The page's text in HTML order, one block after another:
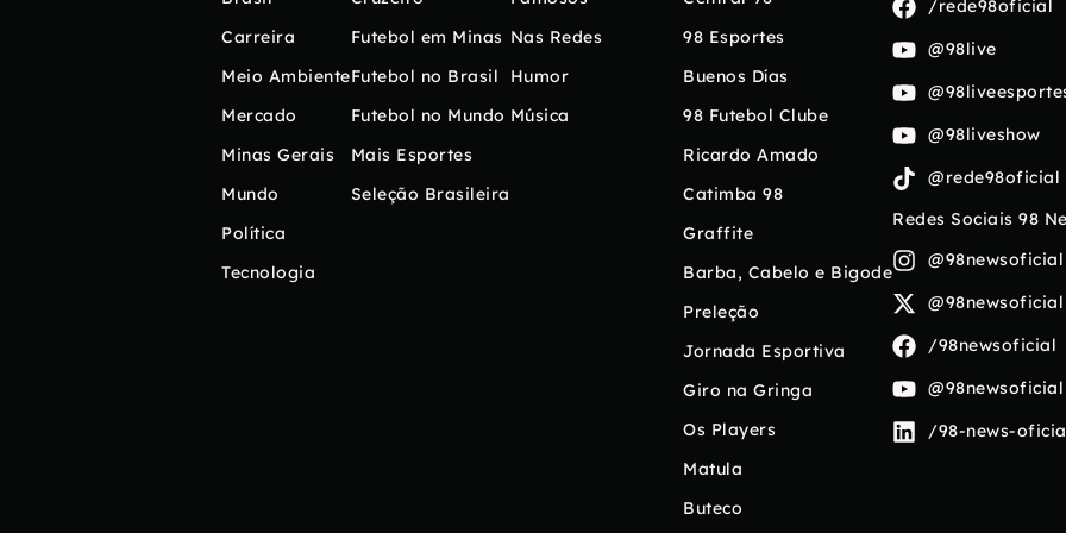
Carreira
Meio Ambiente
Mercado
Minas Gerais
Mundo
Política
Tecnologia
Futebol em Minas
Futebol no Brasil
Futebol no Mundo
Mais Esportes
Seleção Brasileira
Nas Redes
Humor
Música
98 Esportes
Buenos Días
98 Futebol Clube
Ricardo Amado
Catimba 98
Graffite
Barba, Cabelo e Bigode
Preleção
Jornada Esportiva
Giro na Gringa
Os Players
Matula
Buteco
/rede98oficial
@98live
@98liveshow
@rede98oficial
Redes Sociais 98
@98newsoficial
@98newsoficial
/98newsoficial
@98newsoficial
/98-news-